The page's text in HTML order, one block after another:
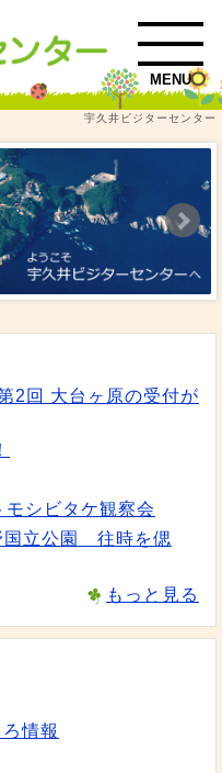
MENU
宇久井ビジターセンター
2回 大台ヶ原の受付が
シビタケ観察会
国立公園 往時を偲
もっと見る
情報